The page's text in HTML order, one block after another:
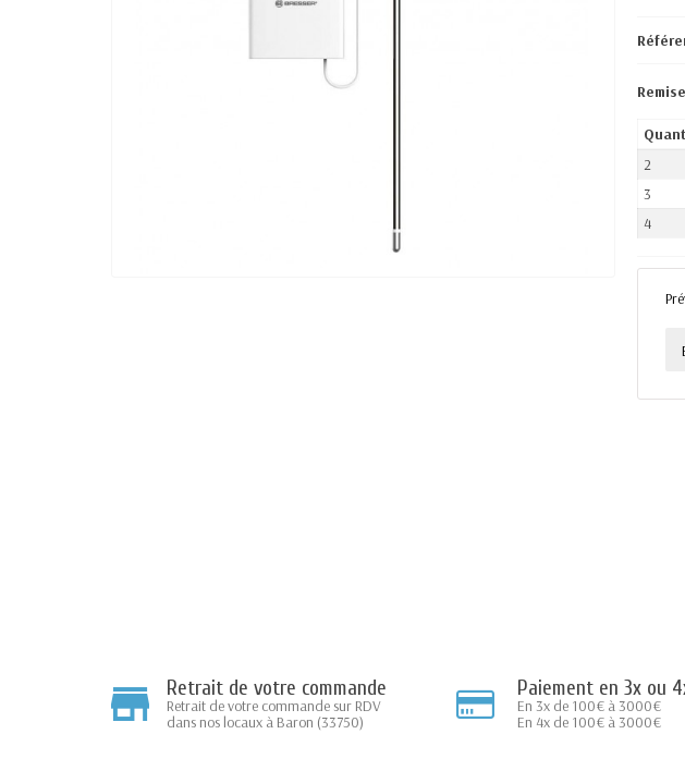
2
3
4
Retrait de votre commande
Retrait de votre commande sur RDV
dans nos locaux à Baron (33750)
Paiement en 3x ou
En 3x de 100€ à 3000€
En 4x de 100€ à 3000€